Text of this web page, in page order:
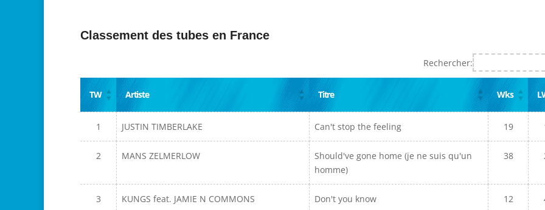
Classement des tubes en France
Rechercher:
TW Artiste Titre Wks
1 JUSTIN TIMBERLAKE Can't stop the feeling 19
2 MANS ZELMERLOW
Should've gone home (je ne suis qu'un
homme)
38
3 KUNGS feat. JAMIE N COMMONS Don't you know 12